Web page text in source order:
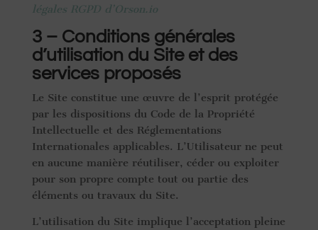
légales RGPD d’Orson.io
3 – Conditions générales
d’utilisation du Site et des
services proposés
Le Site constitue une œuvre de l’esprit protégée
par les dispositions du Code de la Propriété
Intellectuelle et des Réglementations
Internationales applicables. L’Utilisateur ne peut
en aucune manière réutiliser, céder ou exploiter
pour son propre compte tout ou partie des
éléments ou travaux du Site.
L’utilisation du Site implique l’acceptation pleine